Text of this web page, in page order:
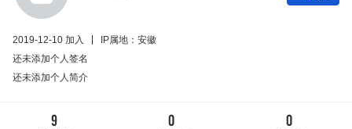
2019-12-10 加入
IP属地：安徽
还未添加个人签名
还未添加个人简介
9 0 0